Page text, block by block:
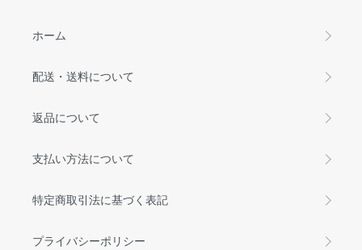
ホーム
配送・送料について
返品について
支払い方法について
特定商取引法に基づく表記
プライバシーポリシー